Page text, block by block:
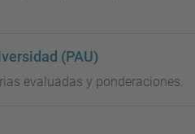
(PAU)
evaluadas y ponderaciones.